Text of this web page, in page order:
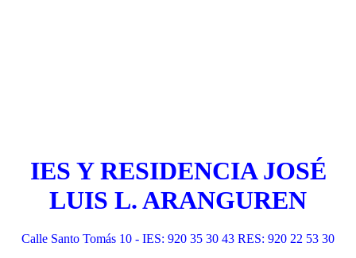
IES Y RESIDENCIA JOSÉ
LUIS L. ARANGUREN
Calle Santo Tomás 10 - IES: 920 35 30 43 RES: 920 22 53 30